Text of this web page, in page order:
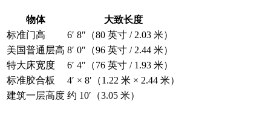
物体
大致长度
标准门高
6′ 8″（80 英寸 / 2.03 米）
美国普通层高 8′ 0″（96 英寸 / 2.44 米）
特大床宽度
6′ 4″（76 英寸 / 1.93 米）
标准胶合板
4′ × 8′（1.22 米 × 2.44 米）
建筑一层高度 约 10′（3.05 米）